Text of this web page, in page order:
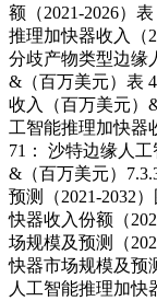
额（2021-2026）
推理加快器收入（
分歧产物类型边缘
&（百万美元）表
收入（百万美元）
工智能推理加快器
71： 沙特边缘人工
&（百万美元）
预测（2021-2032
快器收入份额（
场规模及预测（
快器市场规模及预
人工智能推理加快